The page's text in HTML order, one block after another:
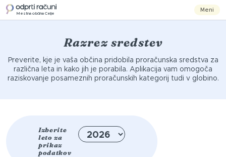
Mestna občina Celje
Meni
Razrez sredstev
Preverite, kje je vaša občina pridobila proračunska sredstva za
različna leta in kako jih je porabila. Aplikacija vam omogoča
raziskovanje posameznih proračunskih kategorij tudi v globino.
Izberite
leto za
prikaz
podatkov